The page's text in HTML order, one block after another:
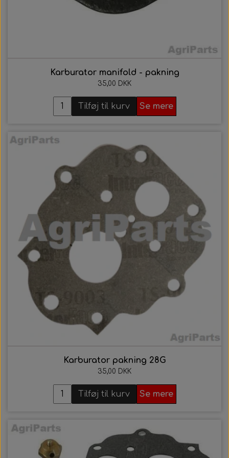
Karburator manifold - pakning
35,00 DKK
Tilføj til kurv Se mere
Karburator pakning 28G
35,00 DKK
Tilføj til kurv Se mere